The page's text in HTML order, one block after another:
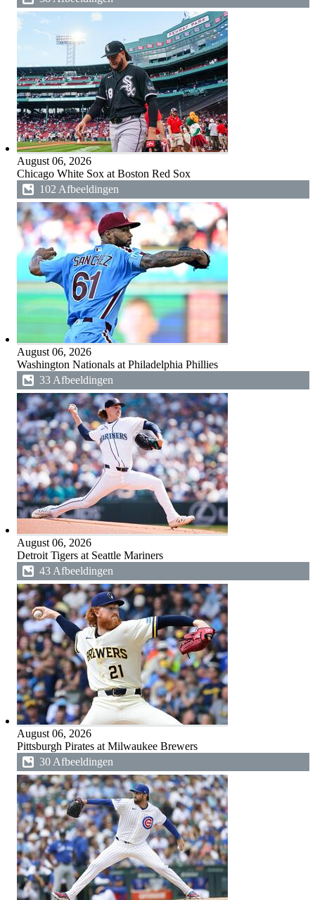
August 06, 2026
Chicago White Sox at Boston Red Sox
102 Afbeeldingen
August 06, 2026
Washington Nationals at Philadelphia Phillies
33 Afbeeldingen
August 06, 2026
Detroit Tigers at Seattle Mariners
43 Afbeeldingen
August 06, 2026
Pittsburgh Pirates at Milwaukee Brewers
30 Afbeeldingen